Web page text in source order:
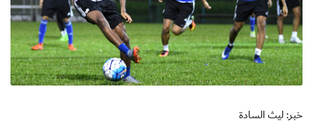
خبر: ليث السادة